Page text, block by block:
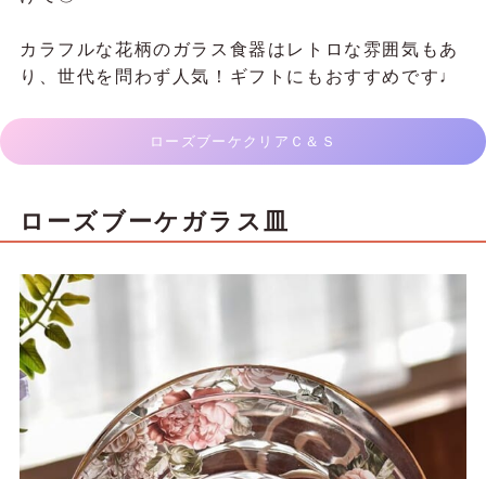
カラフルな花柄のガラス食器はレトロな雰囲気もあ
り、世代を問わず人気！ギフトにもおすすめです♩
ローズブーケクリアＣ＆Ｓ
ローズブーケガラス皿